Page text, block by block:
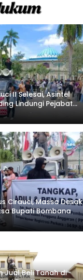
II Selesai, Asintel
Lindungi Pejabat
Cirauci, Massa Desak
Bupati Bombana
Jual Beli Tanah di